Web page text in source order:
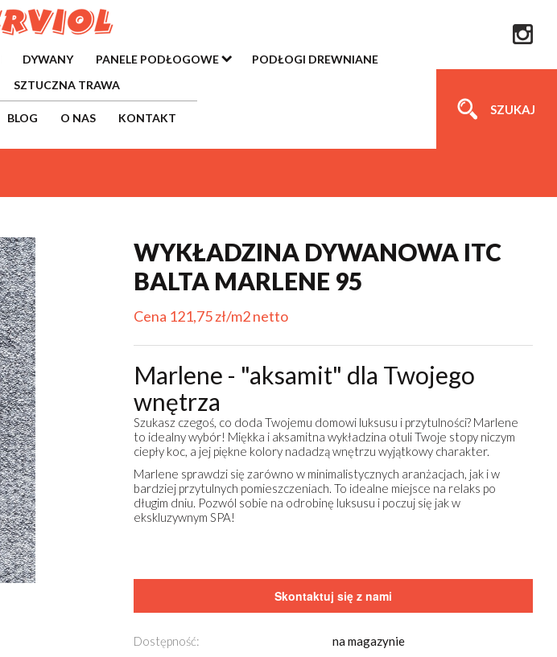
DYWANY PANELE PODŁOGOWE
PODŁOGI DREWNIANE
SZTUCZNA TRAWA
BLOG O NAS KONTAKT
SZUKAJ
WYKŁADZINA DYWANOWA ITC
BALTA MARLENE 95
Cena 121,75 zł/m2 netto
Marlene - "aksamit" dla Twojego
wnętrza
Szukasz czegoś, co doda Twojemu domowi luksusu i przytulności? Marlene
to idealny wybór! Miękka i aksamitna wykładzina otuli Twoje stopy niczym
ciepły koc, a jej piękne kolory nadadzą wnętrzu wyjątkowy charakter.
Marlene sprawdzi się zarówno w minimalistycznych aranżacjach, jak i w
bardziej przytulnych pomieszczeniach. To idealne miejsce na relaks po
długim dniu. Pozwól sobie na odrobinę luksusu i poczuj się jak w
ekskluzywnym SPA!
Skontaktuj się z nami
Dostępność:
na magazynie